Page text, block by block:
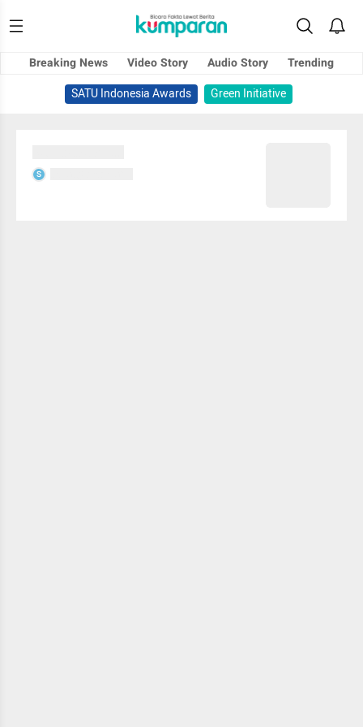
Breaking News Video Story Audio Story
Trending
SATU Indonesia Awards
Green Initiative
S